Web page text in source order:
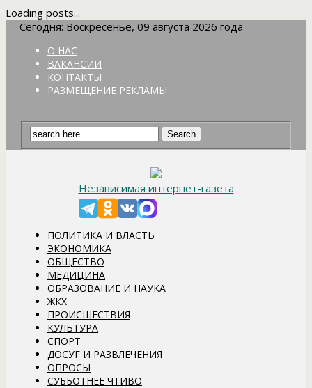
Loading posts...
Сегодня: Воскресенье, 09 августа 2026 года
О НАС
ВАКАНСИИ
КОНТАКТЫ
РАЗМЕЩЕНИЕ РЕКЛАМЫ
Независимая интернет-газета
ПОЛИТИКА И ВЛАСТЬ
ЭКОНОМИКА
ОБЩЕСТВО
МЕДИЦИНА
ОБРАЗОВАНИЕ И НАУКА
ЖКХ
ПРОИСШЕСТВИЯ
КУЛЬТУРА
СПОРТ
ДОСУГ И РАЗВЛЕЧЕНИЯ
ОПРОСЫ
СУББОТНЕЕ ЧТИВО